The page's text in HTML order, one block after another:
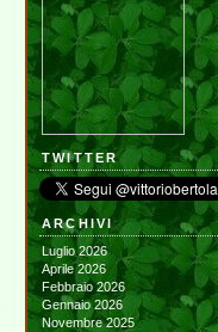
TWITTER
ARCHIVI
Luglio 2026
Aprile 2026
Febbraio 2026
Gennaio 2026
Novembre 2025